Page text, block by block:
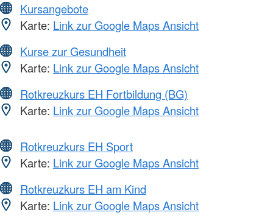
Kursangebote
Karte: Link zur Google Maps Ansicht
Kurse zur Gesundheit
Karte: Link zur Google Maps Ansicht
Rotkreuzkurs EH Fortbildung (BG)
Karte: Link zur Google Maps Ansicht
Rotkreuzkurs EH Sport
Karte: Link zur Google Maps Ansicht
Rotkreuzkurs EH am Kind
Karte: Link zur Google Maps Ansicht